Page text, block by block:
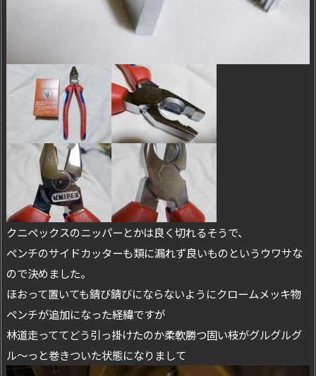
クニペックスのニッパーとかは良く切れるそうで、
ペンチのサイドカッターも類に漏れず良いものというウワサな
ので決めました。
ほおって置いても錆び錆びにならないようにクロームメッキ物
ペンチが追加になった経緯ですが
林道走っててどう引っ掛けたのか柔軟勝つ固い枝がグルグルグ
ル～っと巻きついた状態になりまして